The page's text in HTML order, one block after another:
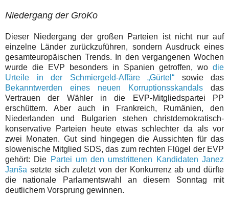
Niedergang der GroKo
Dieser Niedergang der großen Parteien ist nicht nur auf
einzelne Länder zurückzuführen, sondern Ausdruck eines
gesamteuropäischen Trends. In den vergangenen Wochen
wurde die EVP besonders in Spanien getroffen, wo die
Urteile in der Schmiergeld-Affäre „Gürtel“ sowie das
Bekanntwerden eines neuen Korruptionsskandals das
Vertrauen der Wähler in die EVP-Mitgliedspartei PP
erschüttern. Aber auch in Frankreich, Rumänien, den
Niederlanden und Bulgarien stehen christdemokratisch-
konservative Parteien heute etwas schlechter da als vor
zwei Monaten. Gut sind hingegen die Aussichten für das
slowenische Mitglied SDS, das zum rechten Flügel der EVP
gehört: Die Partei um den umstrittenen Kandidaten Janez
Janša setzte sich zuletzt von der Konkurrenz ab und dürfte
die nationale Parlamentswahl an diesem Sonntag mit
deutlichem Vorsprung gewinnen.